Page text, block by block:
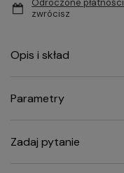
Odroczone płatności
zwrócisz
Opis i skład
Parametry
Zadaj pytanie